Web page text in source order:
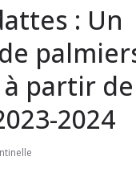
: Un
partir
2024